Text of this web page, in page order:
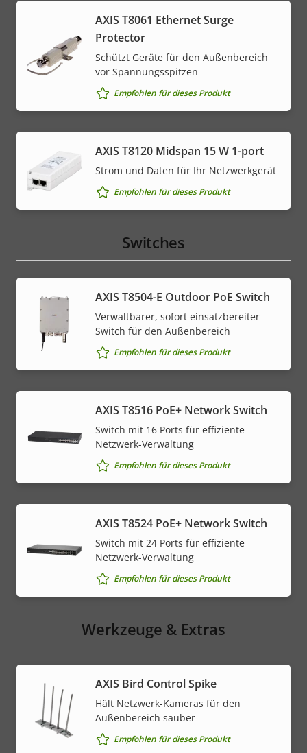
AXIS T8061 Ethernet Surge
Protector
Schützt Geräte für den Außenbereich
vor Spannungsspitzen
Empfohlen für dieses Produkt
AXIS T8120 Midspan 15 W 1-port
Strom und Daten für Ihr Netzwerkgerät
Empfohlen für dieses Produkt
Switches
AXIS T8504-E Outdoor PoE Switch
Verwaltbarer, sofort einsatzbereiter
Switch für den Außenbereich
Empfohlen für dieses Produkt
AXIS T8516 PoE+ Network Switch
Switch mit 16 Ports für effiziente
Netzwerk-Verwaltung
Empfohlen für dieses Produkt
AXIS T8524 PoE+ Network Switch
Switch mit 24 Ports für effiziente
Netzwerk-Verwaltung
Empfohlen für dieses Produkt
Werkzeuge & Extras
AXIS Bird Control Spike
Hält Netzwerk-Kameras für den
Außenbereich sauber
Empfohlen für dieses Produkt